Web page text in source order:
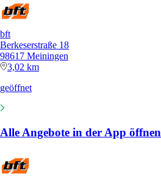
bft
Berkeserstraße 18
98617 Meiningen
3,02 km
geöffnet
Alle Angebote in der App öffnen